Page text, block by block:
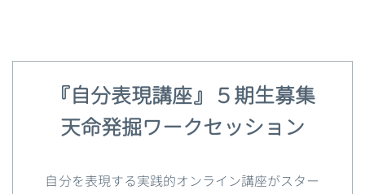
『自分表現講座』５期生募集
天命発掘ワークセッション
自分を表現する実践的オンライン講座がスター